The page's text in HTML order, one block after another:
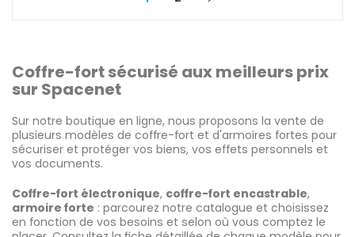
Coffre-fort sécurisé aux meilleurs prix
sur Spacenet
Sur notre boutique en ligne, nous proposons la vente de
plusieurs modèles de coffre-fort et d'armoires fortes pour
sécuriser et protéger vos biens, vos effets personnels et
vos documents.
Coffre-fort électronique, coffre-fort encastrable,
armoire forte : parcourez notre catalogue et choisissez
en fonction de vos besoins et selon où vous comptez le